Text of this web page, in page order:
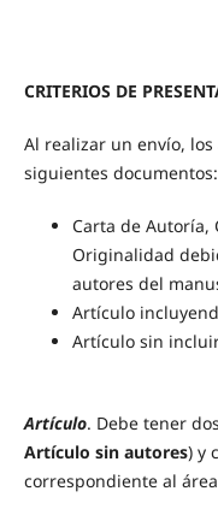
CRITERIOS DE
Al realizar un envío,
siguientes documentos:
Carta de Autoría,
Originalidad
autores del
Artículo
Artículo sin
Artículo. Debe tener
Artículo sin autores) y
correspondiente al